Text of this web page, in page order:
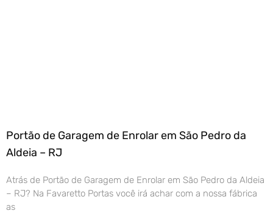
Portão de Garagem de Enrolar em São Pedro da
Aldeia – RJ
Atrás de Portão de Garagem de Enrolar em São Pedro da Aldeia
– RJ? Na Favaretto Portas você irá achar com a nossa fábrica
as